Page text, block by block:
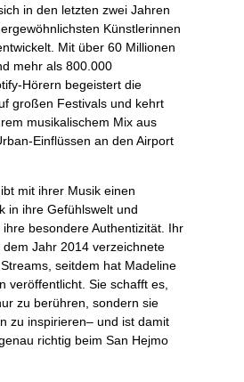
in den letzten zwei Jahren
Künstlerinnen
Mit über 60 Millionen
mehr als 800.000
Hörern begeistert die
großen Festivals und kehrt
musikalischem Mix aus
Einflüssen an den Airport
mit ihrer Musik einen
in ihre Gefühlswelt und
besondere Authentizität. Ihr
dem Jahr 2014 verzeichnete
seitdem hat Madeline
veröffentlicht. Sie schafft es,
zu berühren, sondern sie
zu inspirieren– und ist damit
richtig beim San Hejmo